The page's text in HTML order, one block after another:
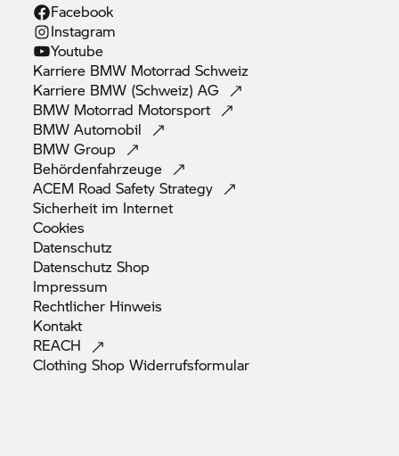
Facebook
Instagram
Youtube
Karriere BMW Motorrad Schweiz
Karriere BMW (Schweiz)AG
BMW Motorrad Motorsport
BMWAutomobil
BMWGroup
Behördenfahrzeuge
ACEM Road SafetyStrategy
Sicherheit im Internet
Cookies
Datenschutz
DatenschutzShop
Impressum
Rechtlicher Hinweis
Kontakt
REACH
Clothing ShopWiderrufsformular